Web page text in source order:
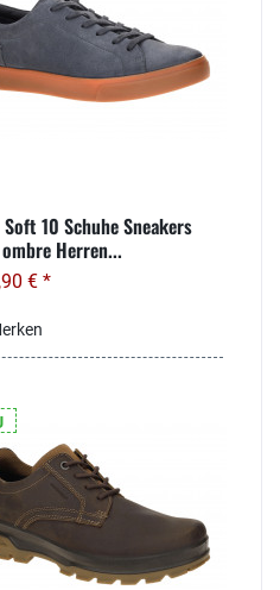
Soft 10 Schuhe Sneakers
Herren...
€ *